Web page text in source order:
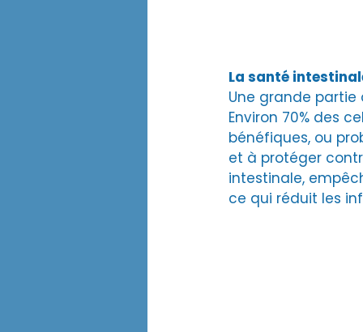
La santé
Une grande
Environ 70% des
bénéfiques, ou
et à protéger
intestinale,
ce qui réduit les